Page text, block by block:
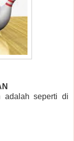
adalah seperti di